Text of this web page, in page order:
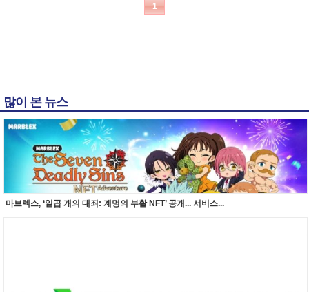
1
많이 본 뉴스
마브렉스, ‘일곱 개의 대죄: 계명의 부활 NFT’ 공개... 서비스...